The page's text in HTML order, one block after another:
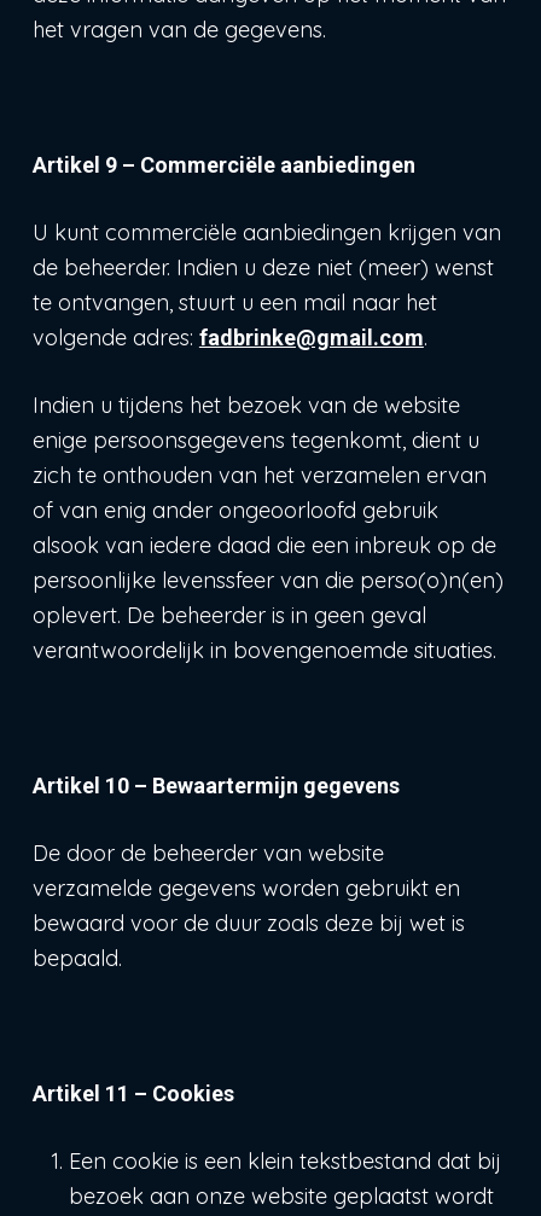
het vragen van de gegevens.
Artikel 9 – Commerciële aanbiedingen
U kunt commerciële aanbiedingen krijgen van
de beheerder. Indien u deze niet (meer) wenst
te ontvangen, stuurt u een mail naar het
volgende adres: fadbrinke@gmail.com.
Indien u tijdens het bezoek van de website
enige persoonsgegevens tegenkomt, dient u
zich te onthouden van het verzamelen ervan
of van enig ander ongeoorloofd gebruik
alsook van iedere daad die een inbreuk op de
persoonlijke levenssfeer van die perso(o)n(en)
oplevert. De beheerder is in geen geval
verantwoordelijk in bovengenoemde situaties.
Artikel 10 – Bewaartermijn gegevens
De door de beheerder van website
verzamelde gegevens worden gebruikt en
bewaard voor de duur zoals deze bij wet is
bepaald.
Artikel 11 – Cookies
Een cookie is een klein tekstbestand dat bij
bezoek aan onze website geplaatst wordt